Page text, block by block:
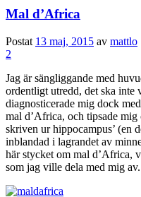
Mal d’Africa
Postat 13 maj, 2015 av mattlo
2
Jag är sängliggande med
ordentligt utredd, det ska inte
diagnosticerade mig dock
mal d’Africa, och tipsade
skriven ur hippocampus’ (en
inblandad i lagrandet av
här stycket om mal d’Africa,
som jag ville dela med mig av.